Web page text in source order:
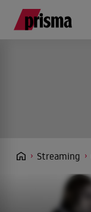
Streaming